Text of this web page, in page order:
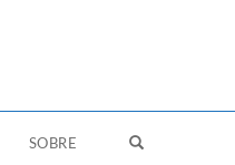
SOBRE OPEN